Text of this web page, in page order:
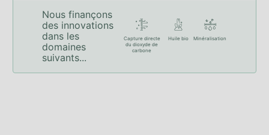
Nous finançons
des innovations
dans les
domaines
suivants...
Capture directe
du dioxyde de
carbone
Huile bio Minéralisation